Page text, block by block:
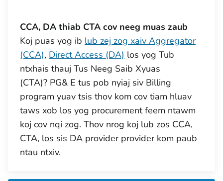
CCA, DA thiab CTA cov neeg muas zaub
Koj puas yog ib lub zej zog xaiv Aggregator
(CCA), Direct Access (DA) los yog Tub
ntxhais thauj Tus Neeg Saib Xyuas
(CTA)? PG& E tus pob nyiaj siv Billing
program yuav tsis thov kom cov tiam hluav
taws xob los yog procurement feem ntawm
koj cov nqi zog. Thov nrog koj lub zos CCA,
CTA, los sis DA provider provider kom paub
ntau ntxiv.